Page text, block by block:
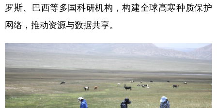
罗斯、巴西等多国科研机构，构建全球高寒种质保护
网络，推动资源与数据共享。